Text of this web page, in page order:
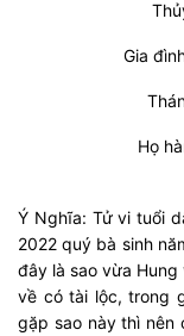
Gia
Họ
Ý Nghĩa: Tử vi tuổi
2022 quý bà sinh
đây là sao vừa
về có tài lộc, trong
gặp sao này thì nên